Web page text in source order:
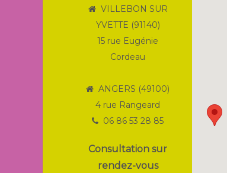
VILLEBON SUR
YVETTE (91140)
15 rue Eugénie
Cordeau
ANGERS (49100)
4 rue Rangeard
06 86 53 28 85
Consultation sur
rendez-vous